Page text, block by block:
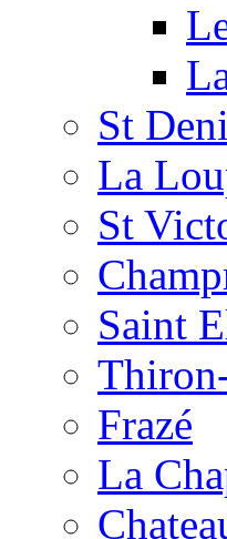
St
La
St
Saint
Frazé
La